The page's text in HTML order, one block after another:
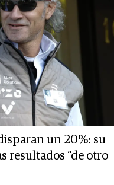
un 20%: su
resultados “de otro